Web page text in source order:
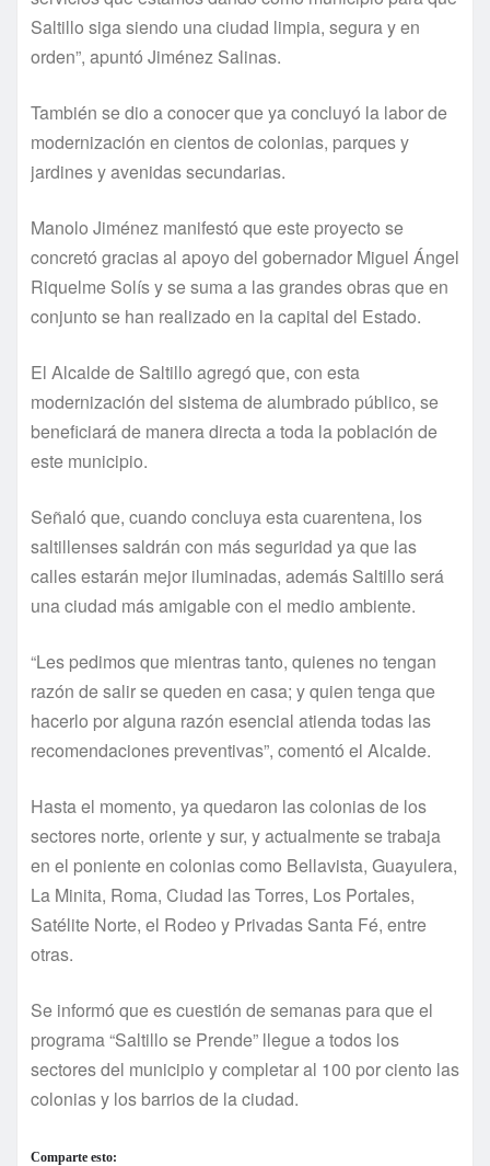
Saltillo siga siendo una ciudad limpia, segura y en
orden”, apuntó Jiménez Salinas.
También se dio a conocer que ya concluyó la labor de
modernización en cientos de colonias, parques y
jardines y avenidas secundarias.
Manolo Jiménez manifestó que este proyecto se
concretó gracias al apoyo del gobernador Miguel Ángel
Riquelme Solís y se suma a las grandes obras que en
conjunto se han realizado en la capital del Estado.
El Alcalde de Saltillo agregó que, con esta
modernización del sistema de alumbrado público, se
beneficiará de manera directa a toda la población de
este municipio.
Señaló que, cuando concluya esta cuarentena, los
saltillenses saldrán con más seguridad ya que las
calles estarán mejor iluminadas, además Saltillo será
una ciudad más amigable con el medio ambiente.
“Les pedimos que mientras tanto, quienes no tengan
razón de salir se queden en casa; y quien tenga que
hacerlo por alguna razón esencial atienda todas las
recomendaciones preventivas”, comentó el Alcalde.
Hasta el momento, ya quedaron las colonias de los
sectores norte, oriente y sur, y actualmente se trabaja
en el poniente en colonias como Bellavista, Guayulera,
La Minita, Roma, Ciudad las Torres, Los Portales,
Satélite Norte, el Rodeo y Privadas Santa Fé, entre
otras.
Se informó que es cuestión de semanas para que el
programa “Saltillo se Prende” llegue a todos los
sectores del municipio y completar al 100 por ciento las
colonias y los barrios de la ciudad.
Comparte esto: